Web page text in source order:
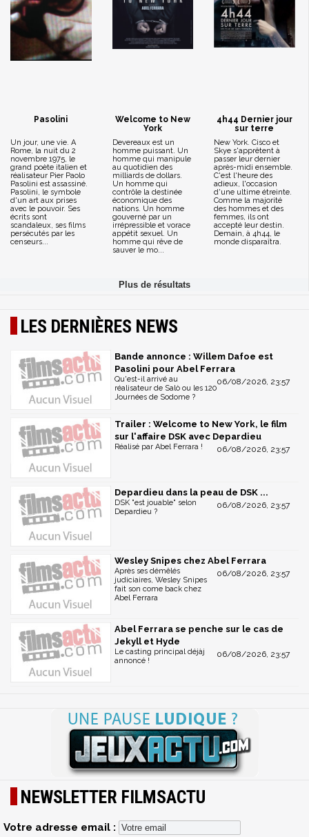
Pasolini
Un jour, une vie. A
Rome, la nuit du 2
novembre 1975, le
grand poète italien et
réalisateur Pier Paolo
Pasolini est assassiné.
Pasolini, le symbole
d'un art aux prises
avec le pouvoir. Ses
écrits sont
scandaleux, ses films
persécutés par les
censeurs...
Welcome to New
York
Devereaux est un
homme puissant. Un
homme qui manipule
au quotidien des
milliards de dollars.
Un homme qui
contrôle la destinée
économique des
nations. Un homme
gouverné par un
irrépressible et vorace
appétit sexuel. Un
homme qui rêve de
sauver le mo...
4h44 Dernier jour
sur terre
New York. Cisco et
Skye s'apprêtent à
passer leur dernier
après-midi ensemble.
C'est l'heure des
adieux, l'occasion
d'une ultime étreinte.
Comme la majorité
des hommes et des
femmes, ils ont
accepté leur destin.
Demain, à 4h44, le
monde disparaîtra.
LES DERNIÈRES NEWS
Bande annonce : Willem Dafoe est
Pasolini pour Abel Ferrara
06/08/2026, 23:57
Qu'est-il arrivé au
réalisateur de Salò ou les 120
Journées de Sodome ?
Trailer : Welcome to New York, le film
sur l'affaire DSK avec Depardieu
06/08/2026, 23:57
Réalisé par Abel Ferrara !
Depardieu dans la peau de DSK ...
06/08/2026, 23:57
DSK "est jouable" selon
Depardieu ?
Wesley Snipes chez Abel Ferrara
06/08/2026, 23:57
Après ses démêlés
judiciaires, Wesley Snipes
fait son come back chez
Abel Ferrara
Abel Ferrara se penche sur le cas de
Jekyll et Hyde
06/08/2026, 23:57
Le casting principal déjàj
annoncé !
NEWSLETTER FILMSACTU
Votre adresse email :